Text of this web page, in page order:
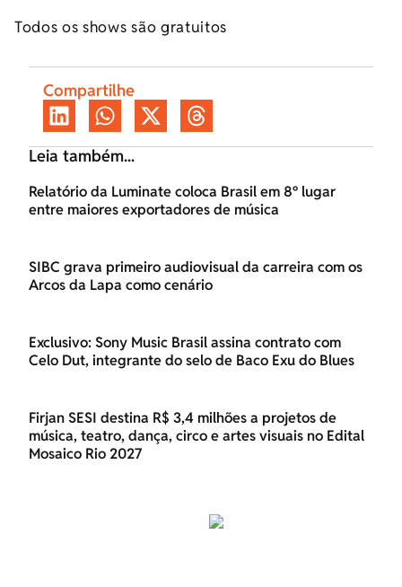
Todos os shows são gratuitos
Compartilhe
Leia também...
Relatório da Luminate coloca Brasil em 8º lugar
entre maiores exportadores de música
SIBC grava primeiro audiovisual da carreira com os
Arcos da Lapa como cenário
Exclusivo: Sony Music Brasil assina contrato com
Celo Dut, integrante do selo de Baco Exu do Blues
Firjan SESI destina R$ 3,4 milhões a projetos de
música, teatro, dança, circo e artes visuais no Edital
Mosaico Rio 2027